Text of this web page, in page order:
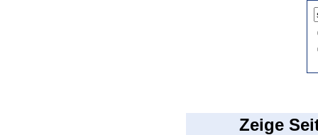
Zeige